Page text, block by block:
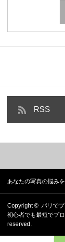
RSS
あなたの写真の悩み
Copyright © パリで
初心者でも最短でプ
reserved.